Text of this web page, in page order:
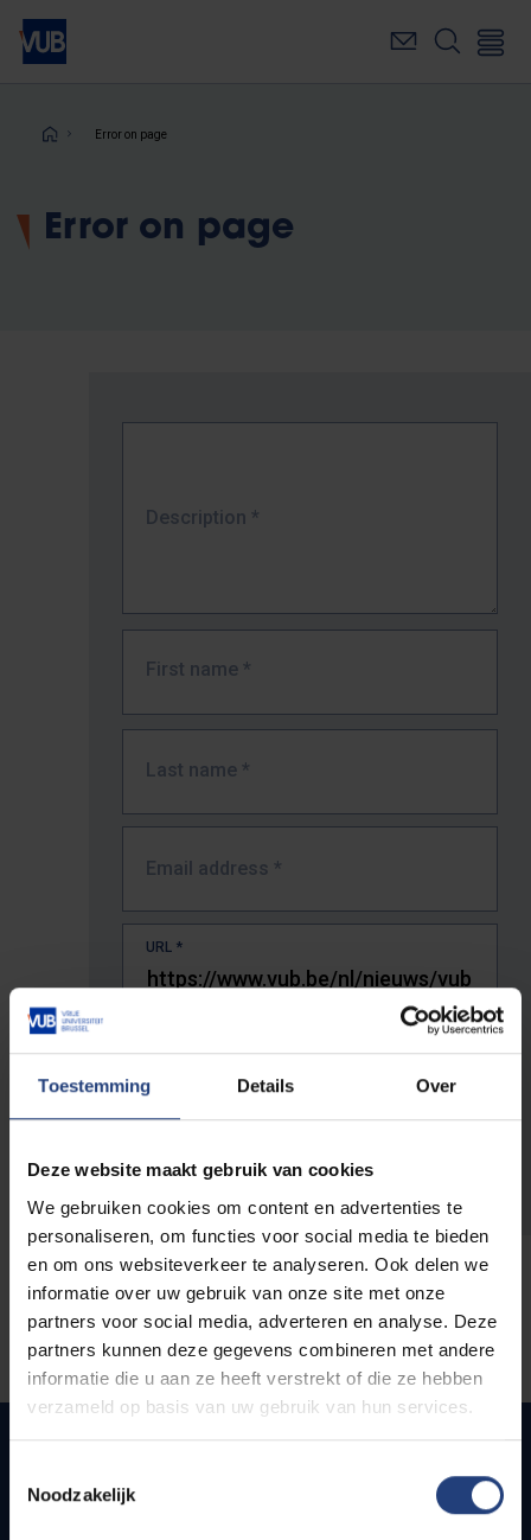
Toestemming Details Over
Deze website maakt gebruik van cookies
We gebruiken cookies om content en advertenties te
personaliseren, om functies voor social media te bieden
en om ons websiteverkeer te analyseren. Ook delen we
informatie over uw gebruik van onze site met onze
partners voor social media, adverteren en analyse. Deze
partners kunnen deze gegevens combineren met andere
informatie die u aan ze heeft verstrekt of die ze hebben
verzameld op basis van uw gebruik van hun services.
Noodzakelijk
Skip
main
Breadcrumb
Error on page
Error on page
Description *
First name *
Last name *
Email address *
URL *
The full URL of the page where you encountered the error.
Quick links